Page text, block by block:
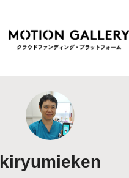
Highlight
新着プロジェクト
Feature
kiryumieken